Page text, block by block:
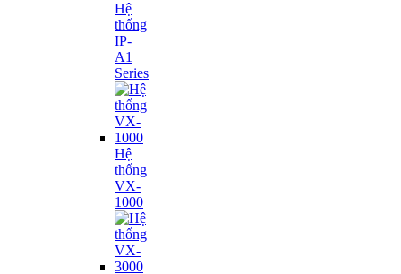
Hệ
thống
IP-
A1
Series
Hệ
thống
VX-
1000